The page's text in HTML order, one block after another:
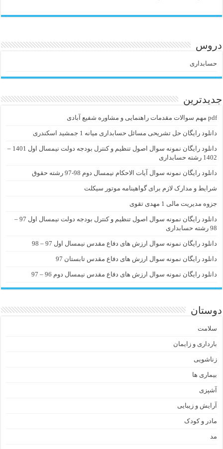
دروس
حسابداری
جدیدترین
pdf مهم سوالات مقدمات راهنمایی و مشاوره شفیع آبادی
دانلود رایگان حل تشریحی مسائل حسابداری میانه 1 جمشید اسکندری
دانلود رایگان نمونه سوال اصول تنظیم و کنترل بودجه دولت نیمسال اول 1401 –
1402 رشته حسابداری
دانلود رایگان نمونه سوال آیات الاحکام نیمسال دوم 98-97 رشته حقوق
شرایط و مدارک لازم برای گواهینامه موتور سیکلت
جزوه مدیریت مالی 1 مهدی تقوی
دانلود رایگان نمونه سوال اصول تنظیم و کنترل بودجه دولت نیمسال اول 97 –
98 رشته حسابداری
دانلود رایگان نمونه سوال ارزش های دفاع مقدس نیمسال اول 97 – 98
دانلود رایگان نمونه سوال ارزش های دفاع مقدس تابستان 97
دانلود رایگان نمونه سوال ارزش های دفاع مقدس نیمسال دوم 96 – 97
دوستان
سلامت
بارداری و زایمان
زناشویی
بیماری ها
آشپزی
آرایش و زیبایی
مادر و کودک
مد